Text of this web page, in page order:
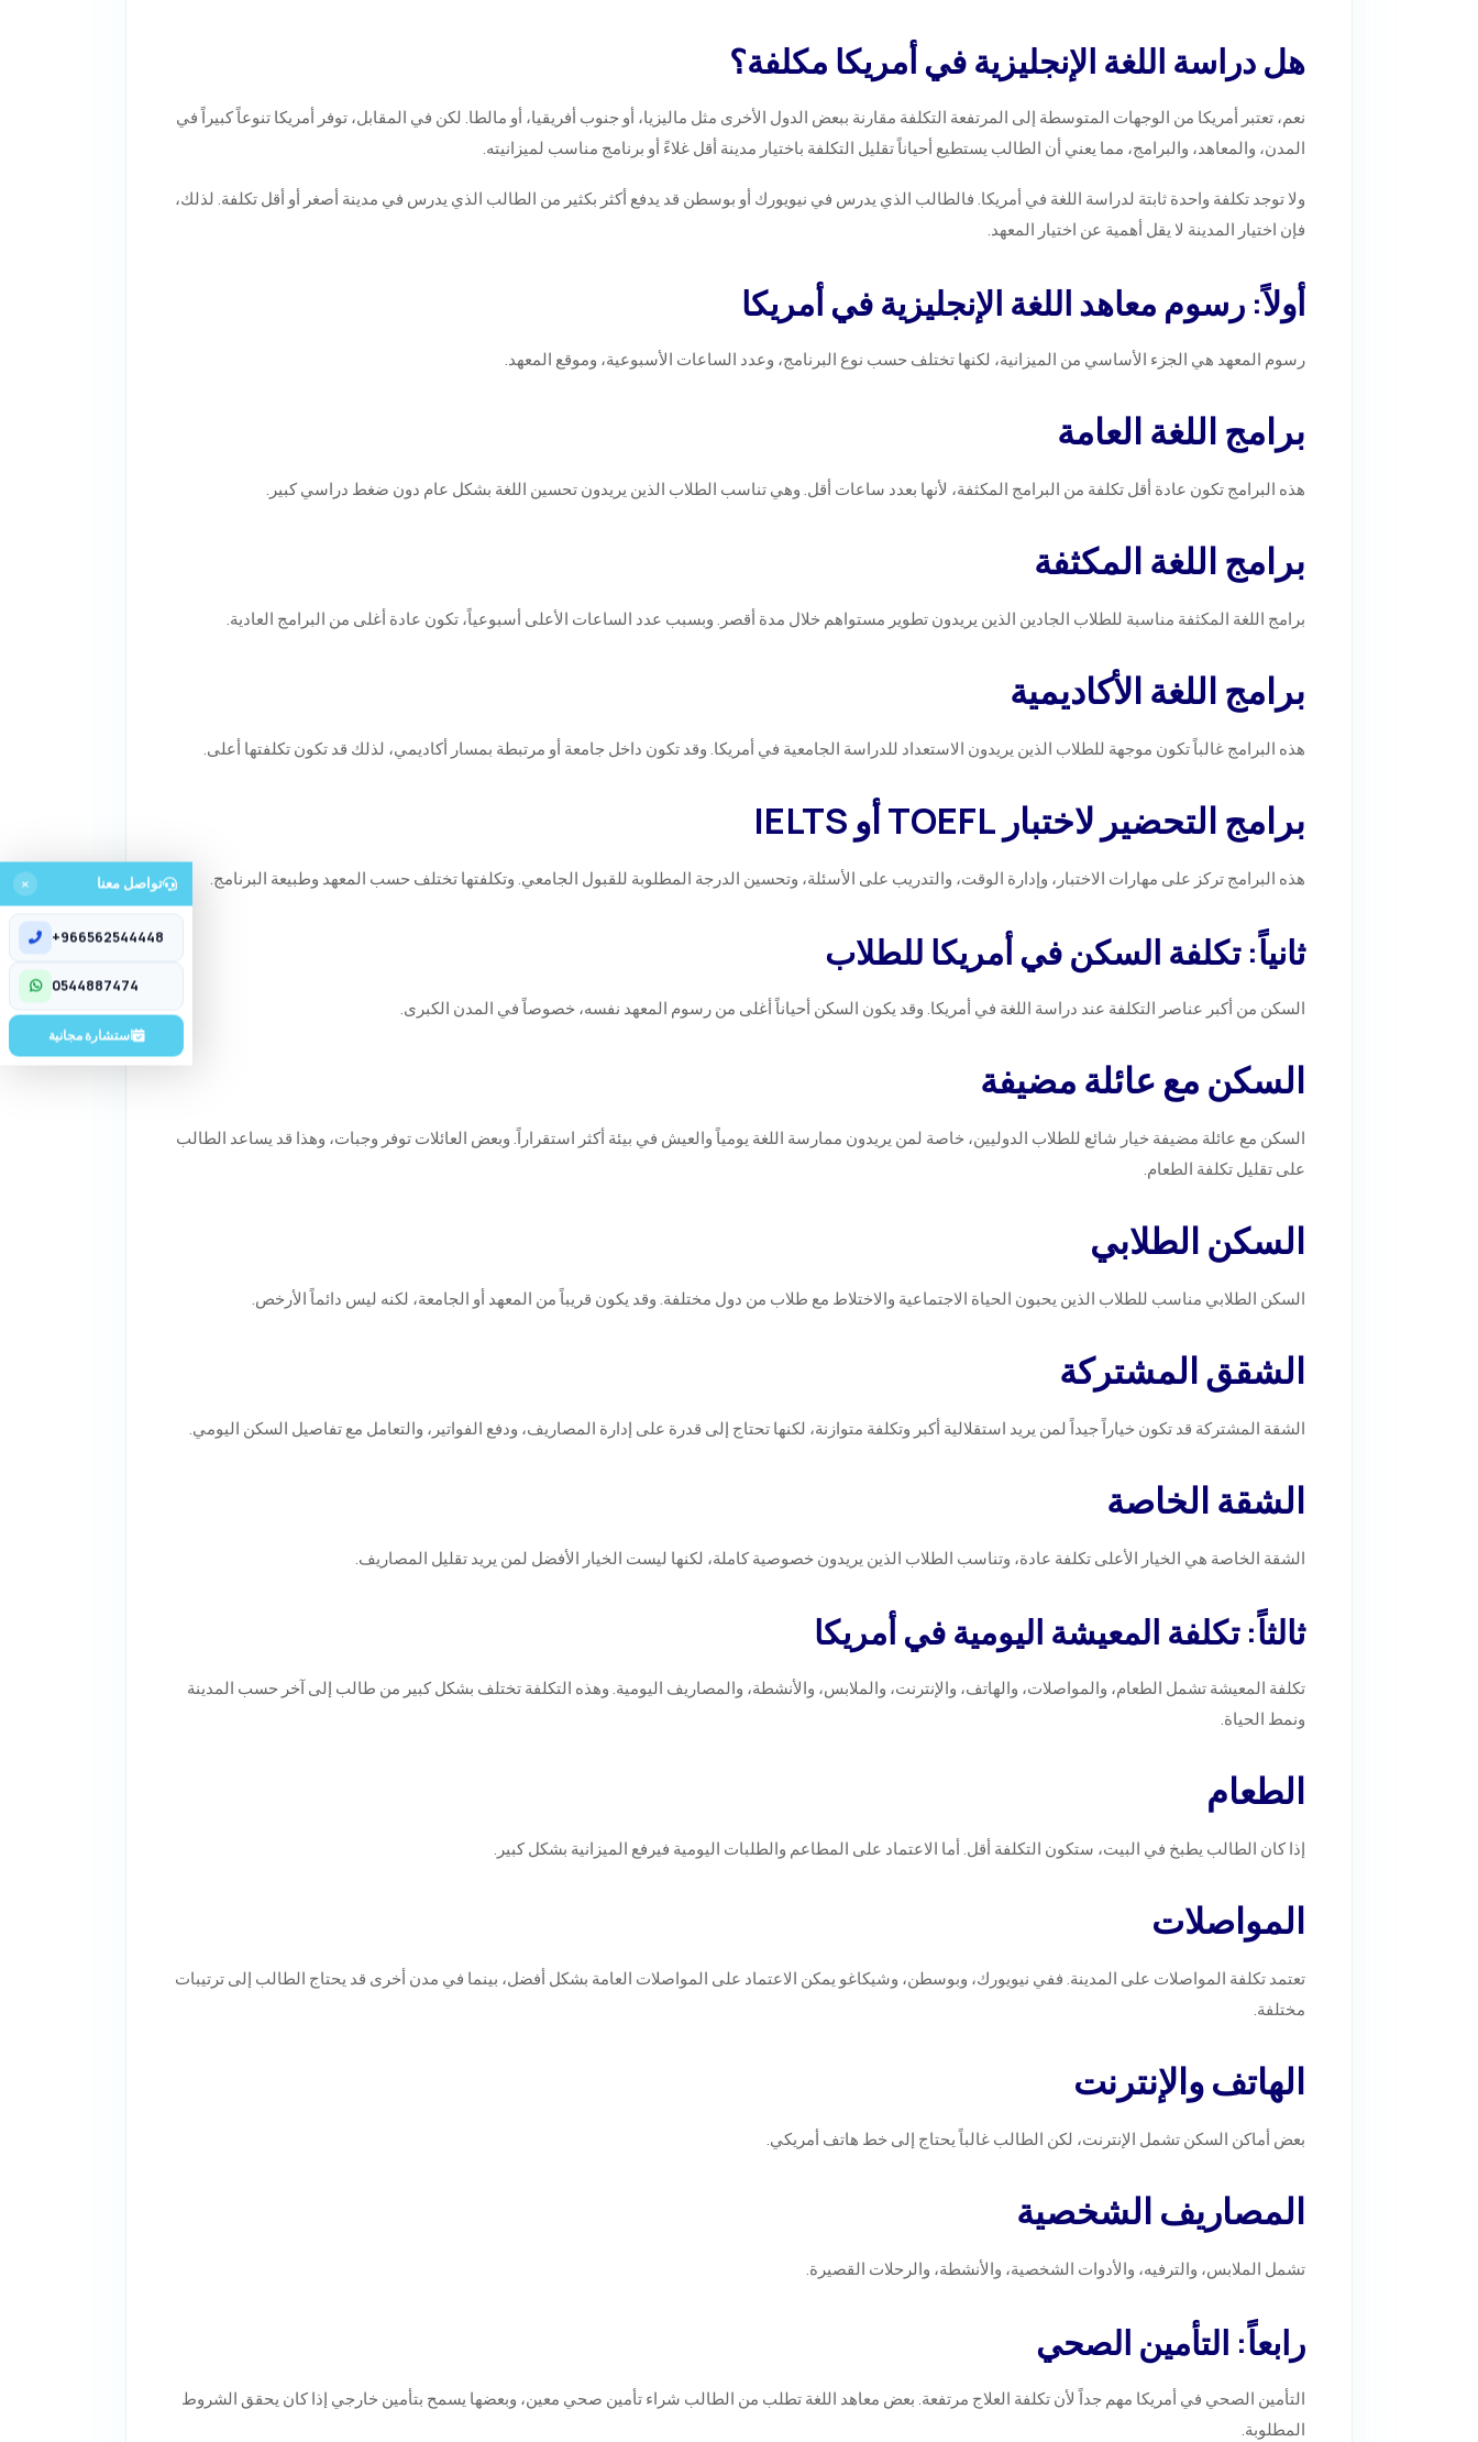
هل دراسة اللغة الإنجليزية في أمريكا مكلفة؟
نعم، تعتبر أمريكا من الوجهات المتوسطة إلى المرتفعة التكلفة مقارنة ببعض الدول الأخرى مثل ماليزيا، أو جنوب أفريقيا، أو مالطا. لكن في المقابل، توفر أمريكا تنوعاً كبيراً في
المدن، والمعاهد، والبرامج، مما يعني أن الطالب يستطيع أحياناً تقليل التكلفة باختيار مدينة أقل غلاءً أو برنامج مناسب لميزانيته.
ولا توجد تكلفة واحدة ثابتة لدراسة اللغة في أمريكا. فالطالب الذي يدرس في نيويورك أو بوسطن قد يدفع أكثر بكثير من الطالب الذي يدرس في مدينة أصغر أو أقل تكلفة. لذلك،
فإن اختيار المدينة لا يقل أهمية عن اختيار المعهد.
أولاً: رسوم معاهد اللغة الإنجليزية في أمريكا
رسوم المعهد هي الجزء الأساسي من الميزانية، لكنها تختلف حسب نوع البرنامج، وعدد الساعات الأسبوعية، وموقع المعهد.
برامج اللغة العامة
هذه البرامج تكون عادة أقل تكلفة من البرامج المكثفة، لأنها بعدد ساعات أقل. وهي تناسب الطلاب الذين يريدون تحسين اللغة بشكل عام دون ضغط دراسي كبير.
برامج اللغة المكثفة
برامج اللغة المكثفة مناسبة للطلاب الجادين الذين يريدون تطوير مستواهم خلال مدة أقصر. وبسبب عدد الساعات الأعلى أسبوعياً، تكون عادة أغلى من البرامج العادية.
برامج اللغة الأكاديمية
هذه البرامج غالباً تكون موجهة للطلاب الذين يريدون الاستعداد للدراسة الجامعية في أمريكا. وقد تكون داخل جامعة أو مرتبطة بمسار أكاديمي، لذلك قد تكون تكلفتها أعلى.
برامج التحضير لاختبار TOEFL أو IELTS
هذه البرامج تركز على مهارات الاختبار، وإدارة الوقت، والتدريب على الأسئلة، وتحسين الدرجة المطلوبة للقبول الجامعي. وتكلفتها تختلف حسب المعهد وطبيعة البرنامج.
ثانياً: تكلفة السكن في أمريكا للطلاب
السكن من أكبر عناصر التكلفة عند دراسة اللغة في أمريكا. وقد يكون السكن أحياناً أغلى من رسوم المعهد نفسه، خصوصاً في المدن الكبرى.
السكن مع عائلة مضيفة
السكن مع عائلة مضيفة خيار شائع للطلاب الدوليين، خاصة لمن يريدون ممارسة اللغة يومياً والعيش في بيئة أكثر استقراراً. وبعض العائلات توفر وجبات، وهذا قد يساعد الطالب
على تقليل تكلفة الطعام.
السكن الطلابي
السكن الطلابي مناسب للطلاب الذين يحبون الحياة الاجتماعية والاختلاط مع طلاب من دول مختلفة. وقد يكون قريباً من المعهد أو الجامعة، لكنه ليس دائماً الأرخص.
الشقق المشتركة
الشقة المشتركة قد تكون خياراً جيداً لمن يريد استقلالية أكبر وتكلفة متوازنة، لكنها تحتاج إلى قدرة على إدارة المصاريف، ودفع الفواتير، والتعامل مع تفاصيل السكن اليومي.
الشقة الخاصة
الشقة الخاصة هي الخيار الأعلى تكلفة عادة، وتناسب الطلاب الذين يريدون خصوصية كاملة، لكنها ليست الخيار الأفضل لمن يريد تقليل المصاريف.
ثالثاً: تكلفة المعيشة اليومية في أمريكا
تكلفة المعيشة تشمل الطعام، والمواصلات، والهاتف، والإنترنت، والملابس، والأنشطة، والمصاريف اليومية. وهذه التكلفة تختلف بشكل كبير من طالب إلى آخر حسب المدينة
ونمط الحياة.
الطعام
إذا كان الطالب يطبخ في البيت، ستكون التكلفة أقل. أما الاعتماد على المطاعم والطلبات اليومية فيرفع الميزانية بشكل كبير.
المواصلات
تعتمد تكلفة المواصلات على المدينة. ففي نيويورك، وبوسطن، وشيكاغو يمكن الاعتماد على المواصلات العامة بشكل أفضل، بينما في مدن أخرى قد يحتاج الطالب إلى ترتيبات
مختلفة.
الهاتف والإنترنت
بعض أماكن السكن تشمل الإنترنت، لكن الطالب غالباً يحتاج إلى خط هاتف أمريكي.
المصاريف الشخصية
تشمل الملابس، والترفيه، والأدوات الشخصية، والأنشطة، والرحلات القصيرة.
رابعاً: التأمين الصحي
التأمين الصحي في أمريكا مهم جداً لأن تكلفة العلاج مرتفعة. بعض معاهد اللغة تطلب من الطالب شراء تأمين صحي معين، وبعضها يسمح بتأمين خارجي إذا كان يحقق الشروط
المطلوبة.
تواصل معنا
+966562544448
0544887474
استشارة مجانية